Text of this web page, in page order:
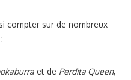
compter sur de nombreux
et de Perdita Queen,